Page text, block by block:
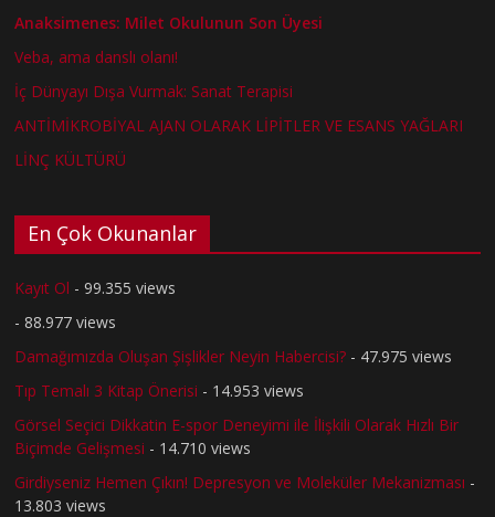
Anaksimenes: Milet Okulunun Son Üyesi
Veba, ama danslı olanı!
İç Dünyayı Dışa Vurmak: Sanat Terapisi
ANTİMİKROBİYAL AJAN OLARAK LİPİTLER VE ESANS YAĞLARI
LİNÇ KÜLTÜRÜ
En Çok Okunanlar
Kayıt Ol - 99.355 views
- 88.977 views
Damağımızda Oluşan Şişlikler Neyin Habercisi? - 47.975 views
Tıp Temalı 3 Kitap Önerisi - 14.953 views
Görsel Seçici Dikkatin E-spor Deneyimi ile İlişkili Olarak Hızlı Bir
Biçimde Gelişmesi - 14.710 views
Girdiyseniz Hemen Çıkın! Depresyon ve Moleküler Mekanizması -
13.803 views